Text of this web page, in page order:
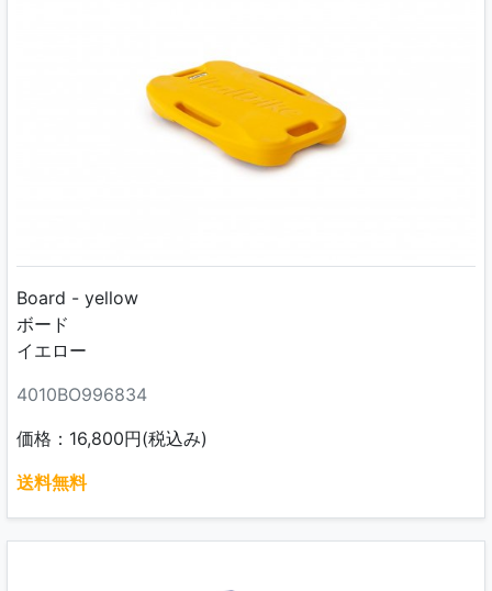
Board - yellow
ボード
イエロー
4010BO996834
価格：16,800円(税込み)
送料無料